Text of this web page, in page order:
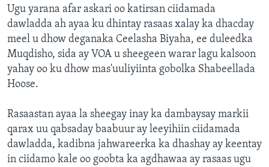
Ugu yarana afar askari oo katirsan ciidamada
dawladda ah ayaa ku dhintay rasaas xalay ka dhacday
meel u dhow deganaka Ceelasha Biyaha, ee duleedka
Muqdisho, sida ay VOA u sheegeen warar lagu kalsoon
yahay oo ku dhow mas'uuliyiinta gobolka Shabeellada
Hoose.
Rasaastan ayaa la sheegay inay ka dambaysay markii
qarax uu qabsaday baabuur ay leeyihiin ciidamada
dawladda, kadibna jahwareerka ka dhashay ay keentay
in ciidamo kale oo goobta ka agdhawaa ay rasaas ugu